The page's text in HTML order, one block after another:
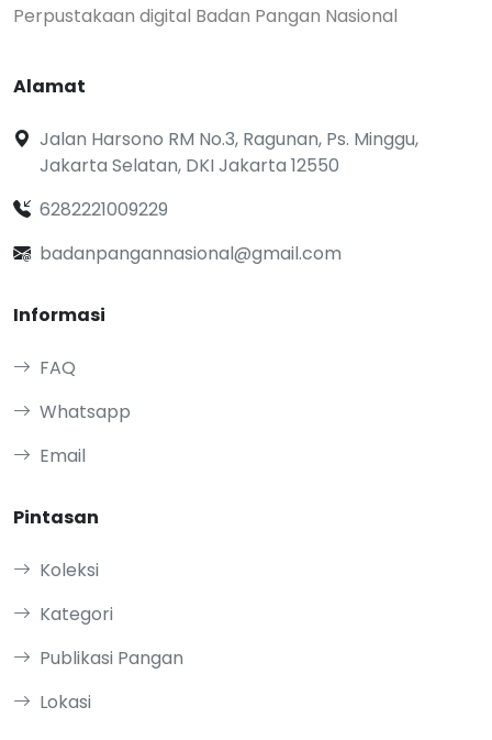
Perpustakaan digital Badan Pangan Nasional
Alamat
Jalan Harsono RM No.3, Ragunan, Ps. Minggu,
Jakarta Selatan, DKI Jakarta 12550
6282221009229
badanpangannasional@gmail.com
Informasi
FAQ
Whatsapp
Email
Pintasan
Koleksi
Kategori
Publikasi Pangan
Lokasi